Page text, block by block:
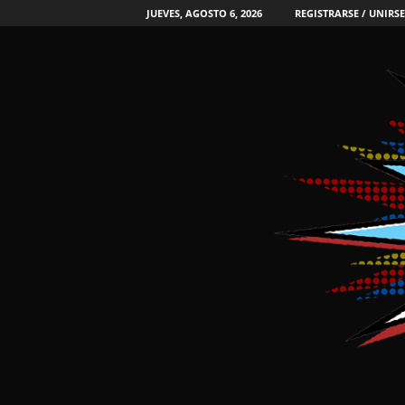
JUEVES, AGOSTO 6, 2026 REGISTRARSE / UNIRSE